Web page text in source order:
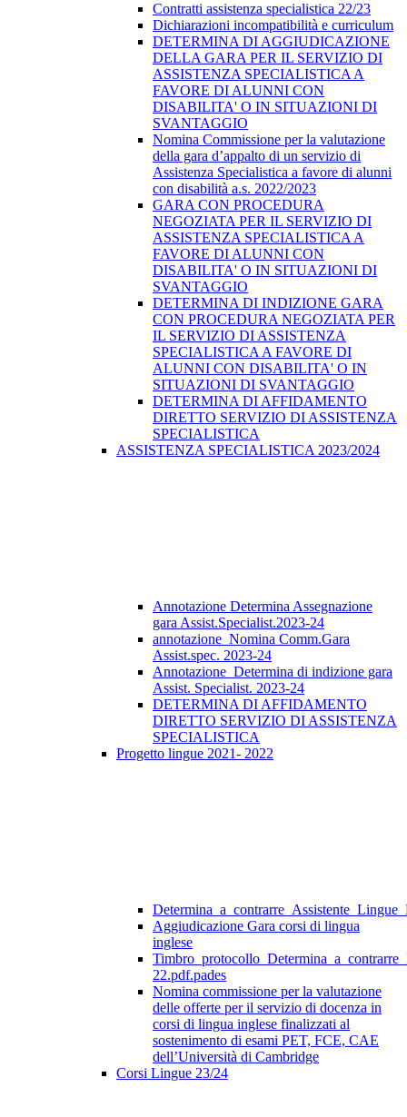
Contratti assistenza specialistica 22/23
Dichiarazioni incompatibilità e curriculum
DETERMINA DI AGGIUDICAZIONE
DELLA GARA PER IL SERVIZIO DI
ASSISTENZA SPECIALISTICA A
FAVORE DI ALUNNI CON
DISABILITA' O IN SITUAZIONI DI
SVANTAGGIO
Nomina Commissione per la valutazione
della gara d’appalto di un servizio di
Assistenza Specialistica a favore di alunni
con disabilità a.s. 2022/2023
GARA CON PROCEDURA
NEGOZIATA PER IL SERVIZIO DI
ASSISTENZA SPECIALISTICA A
FAVORE DI ALUNNI CON
DISABILITA' O IN SITUAZIONI DI
SVANTAGGIO
DETERMINA DI INDIZIONE GARA
CON PROCEDURA NEGOZIATA PER
IL SERVIZIO DI ASSISTENZA
SPECIALISTICA A FAVORE DI
ALUNNI CON DISABILITA' O IN
SITUAZIONI DI SVANTAGGIO
DETERMINA DI AFFIDAMENTO
DIRETTO SERVIZIO DI ASSISTENZA
SPECIALISTICA
ASSISTENZA SPECIALISTICA 2023/2024
Annotazione Determina Assegnazione
gara Assist.Specialist.2023-24
annotazione_Nomina Comm.Gara
Assist.spec. 2023-24
Annotazione_Determina di indizione gara
Assist. Specialist. 2023-24
DETERMINA DI AFFIDAMENTO
DIRETTO SERVIZIO DI ASSISTENZA
SPECIALISTICA
Progetto lingue 2021- 2022
Aggiudicazione Gara corsi di lingua
inglese
22.pdf.pades
Nomina commissione per la valutazione
delle offerte per il servizio di docenza in
corsi di lingua inglese finalizzati al
sostenimento di esami PET, FCE, CAE
dell’Università di Cambridge
Corsi Lingue 23/24